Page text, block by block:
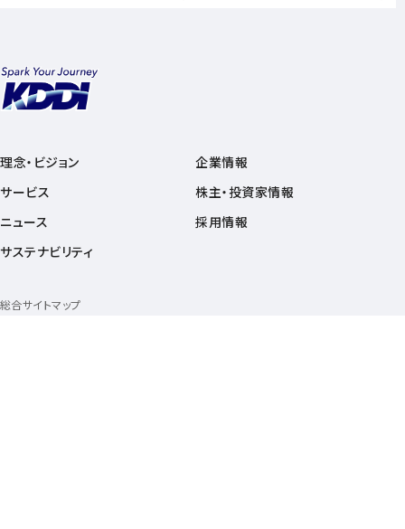
理念・ビジョン
サービス
ニュース
サステナビリティ
企業情報
株主・投資家情報
採用情報
総合サイトマップ